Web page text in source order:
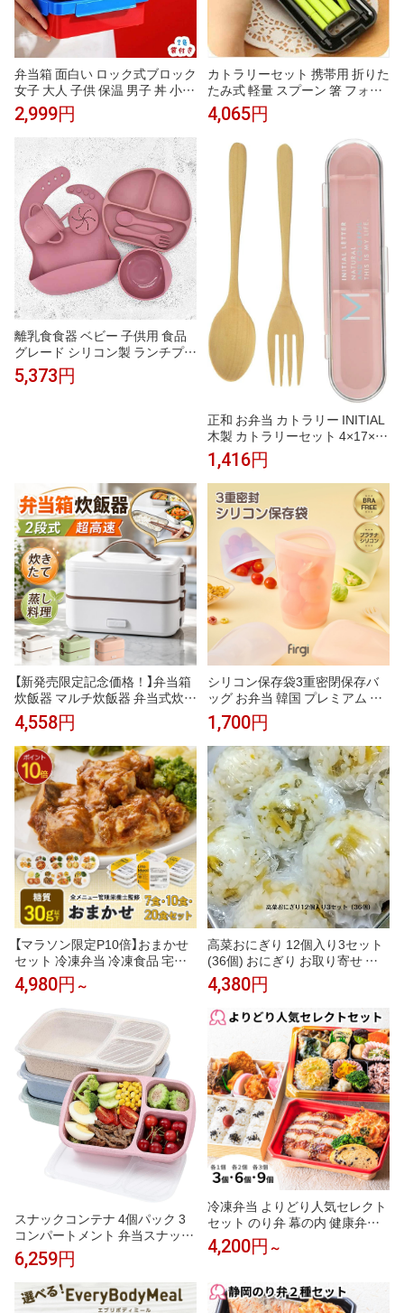
弁当箱 面白い ロック式ブロック
女子 大人 子供 保温 男子 丼 小学
生 1段 お弁当箱 おしゃれ 女の子
男の子 かわいい 幼稚園 一段 二
段 大容量 弁当 ランチバッグ 大
きめ 小さめ プレゼント 持ち運
び便利 身につける 収納便利 ピ
クニック用 北欧 北欧風
2,999円
カトラリーセット 携帯用 折りた
たみ式 軽量 スプーン 箸 フォー
ク 3点セット 旅行 キャンプ アウ
トドア ソロキャンプ ランチ お
弁当 ピクニック シンプルデザイ
ン ローズレッド
4,065円
離乳食食器 ベビー 子供用 食品
グレード シリコン製 ランチプレ
ート 一体型 三つ仕切り 食事用
滑り止め 7点セット 1歳以上
5,373円
正和 お弁当 カトラリー INITIAL
木製 カトラリーセット 4×17×2.
6cm
1,416円
【新発売限定記念価格！】弁当箱
炊飯器 マルチ炊飯器 弁当式炊飯
器 炊飯器 大容量 おかずとお米
同時料理 蒸し料理 炊き 温め2段
式炊飯器 304ステンレス鋼 完全
密封 蓋付き レンジ対応 ランチ
ボックス 単身赴任 新生活 一人
暮らし 通勤 2段式炊飯器 超高速
弁当箱炊飯器
4,558円
シリコン保存袋3重密閉保存バ
ッグ お弁当 韓国 プレミアム 医
療用のプラチナシリコン製バッ
グ フリーザーバッグ ジップ付き
冷凍 オーブン 食洗機可 お弁当
おかず 電子レンジ調理
1,700円
【マラソン限定P10倍】おまかせ
セット 冷凍弁当 冷凍食品 宅配
弁当 冷凍惣菜 お弁当 おかず お
かずのみ 弁当 お試し 一人暮ら
し 時短 レンジ 温めるだけ 簡単
栄養士 ヘルシー 健康 カロリー
糖質 食品 高齢者 宅配 送料無料
ライフミール
4,980円 ～
高菜おにぎり 12個入り3セット
(36個) おにぎり お取り寄せ 冷
凍 自然解凍 冷凍おむすび 冷凍
おにぎり おむすび 運動会 美味
しい 冷凍弁当 ご飯 間食 弁当用
単身赴任 冷凍食品 軽食 小さい
小腹 ひとくち 子供 夜食 手づく
り 部活 ハイキング 弁当 朝 ごは
ん 楽ちん 送料無料
4,380円
スナックコンテナ 4個パック 3
コンパートメント 弁当スナック
ボックス 再利用可能な食事準備
ランチコンテナ 子供/大人向け
分割食品保存容器 学校/仕事/旅
行用
6,259円
冷凍弁当 よりどり人気セレクト
セット のり弁 幕の内 健康弁当 3
個 6個 9個 冷凍駅弁 焼津 かつお
節 桜えび かき揚げ 和風 お取り
ンチン 肉 魚 ご飯付き 時短調理
送料無料
4,200円 ～